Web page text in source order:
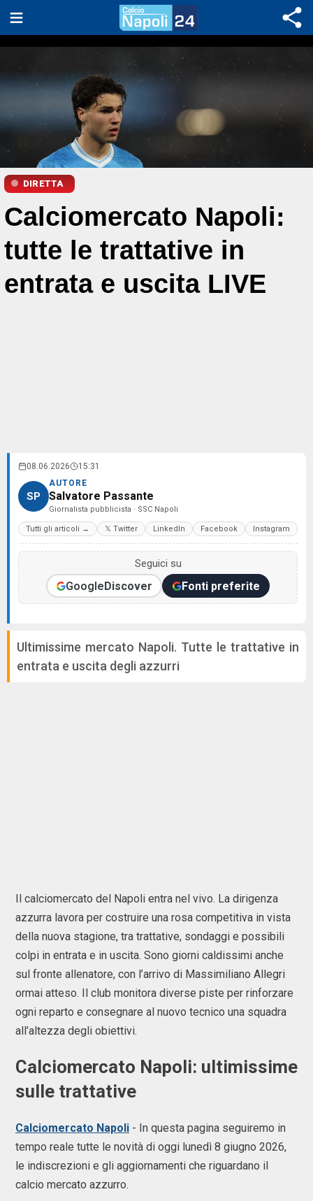
DIRETTA
Calciomercato Napoli:
tutte le trattative in
entrata e uscita LIVE
08.06.2026 15:31
SP
AUTORE
Salvatore Passante
Giornalista pubblicista · SSC Napoli
Tutti gli articoli → 𝕏 Twitter LinkedIn Facebook Instagram
Seguici su
GoogleDiscover Fonti preferite
Ultimissime mercato Napoli. Tutte le trattative in
entrata e uscita degli azzurri
Il calciomercato del Napoli entra nel vivo. La dirigenza
azzurra lavora per costruire una rosa competitiva in vista
della nuova stagione, tra trattative, sondaggi e possibili
colpi in entrata e in uscita. Sono giorni caldissimi anche
sul fronte allenatore, con l’arrivo di Massimiliano Allegri
ormai atteso. Il club monitora diverse piste per rinforzare
ogni reparto e consegnare al nuovo tecnico una squadra
all’altezza degli obiettivi.
Calciomercato Napoli: ultimissime
sulle trattative
Calciomercato Napoli - In questa pagina seguiremo in
tempo reale tutte le novità di oggi lunedì 8 giugno 2026,
le indiscrezioni e gli aggiornamenti che riguardano il
calcio mercato azzurro.